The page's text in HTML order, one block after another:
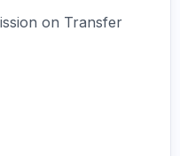
on Transfer